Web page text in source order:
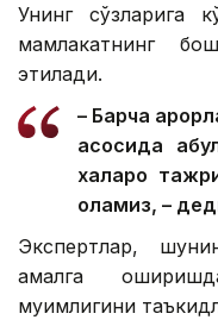
Унинг сўзларига
мамлакатнинг
этилади.
– Барча
асосида
халқаро
оламиз, –
Экспертлар,
амалга
муҳимлигини